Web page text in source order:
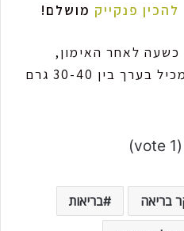
להכין פנקייק מושלם!
כשעה לאחר האימון,
המתכון שצירפנו לכם פה מכיל בערך בין 30-40 גרם
בריאה בריאות